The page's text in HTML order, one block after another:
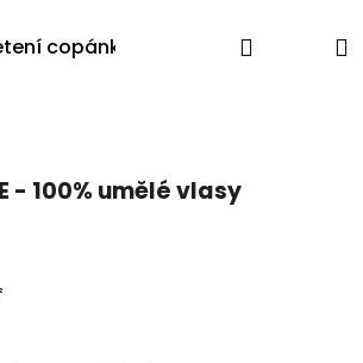
copánků VýprodejHledat
- 100% umělé vlasy